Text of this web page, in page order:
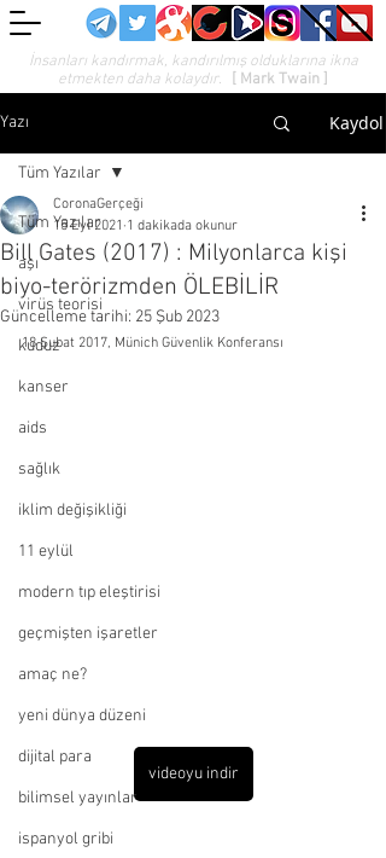
İnsanları kandırmak, kandırılmış olduklarına ikna
etmekten daha kolaydır.
[ Mark Twain ]
Yazı Kaydol
Tüm Yazılar
aşı
virüs teorisi
kuduz
kanser
aids
sağlık
iklim değişikliği
11 eylül
modern tıp eleştirisi
geçmişten işaretler
amaç ne?
yeni dünya düzeni
dijital para
bilimsel yayınlar
ispanyol gribi
Tüm Yazılar
Bill Gates (2017) : Milyonlarca kişi
biyo-terörizmden ÖLEBİLİR
CoronaGerçeği
15 Eyl 2021 1 dakikada okunur
Güncelleme tarihi: 25 Şub 2023
18 Şubat 2017, Münich Güvenlik Konferansı
videoyu indir